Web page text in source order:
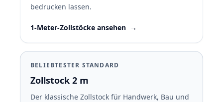
bedrucken lassen.
1-Meter-Zollstöcke ansehen →
BELIEBTESTER STANDARD
Zollstock 2 m
Der klassische Zollstock für Handwerk, Bau und